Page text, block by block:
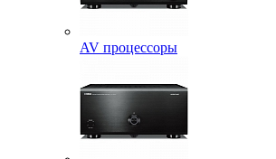
AV процессоры